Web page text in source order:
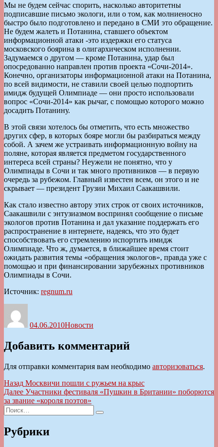
Мы не будем сейчас спорить, насколько авторитетны
подписавшие письмо экологи, или о том, как молниеносно
быстро было подготовлено и передано в СМИ это обращение.
Не будем жалеть и Потанина, ставшего объектом
информационной атаки -это издержки его статуса
московского боярина в олигархическом исполнении.
Задумаемся о другом — кроме Потанина, удар был
опосредованно направлен против проекта «Сочи-2014».
Конечно, организаторы информационной атаки на Потанина,
по всей видимости, не ставили своей целью подпортить
имидж будущей Олимпиаде — они просто использовали
вопрос «Сочи-2014» как рычаг, с помощью которого можно
досадить Потанину.
В этой связи хотелось бы отметить, что есть множество
других сфер, в которых бояре могли бы разбираться между
собой. А зачем же устраивать информационную войну на
поляне, которая является предметом государственного
интереса всей страны? Неужели не понятно, что у
Олимпиады в Сочи и так много противников — в первую
очередь за рубежом. Главный известен всем, он этого и не
скрывает — президент Грузии Михаил Саакашвили.
Как стало известно автору этих строк от своих источников,
Саакашвили с энтузиазмом воспринял сообщение о письме
экологов против Потанина и дал указание поддержать его
распространение в интернете, надеясь, что это будет
способствовать его стремлению испортить имидж
Олимпиаде. Что ж, думается, в ближайшее время стоит
ожидать развития темы «обращения экологов», правда уже с
помощью и при финансировании зарубежных противников
Олимпиады в Сочи.
Источник: regnum.ru
04.06.2010Новости
Добавить комментарий
Для отправки комментария вам необходимо авторизоваться.
Навигация
по
записям
Назад Предыдущая
запись:
Москвичи пошли с ружьем на крыс
Далее Следующая
запись:
Участники фестиваля «Пушкин в Британии» поборются
за звание «короля поэтов»
Искать:
Поиск
Рубрики